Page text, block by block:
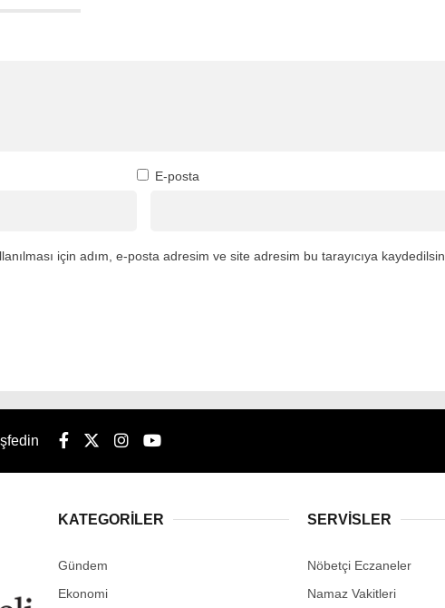
E-posta
için adım, e-posta adresim ve site adresim bu tarayıcıya kaydedilsin.
KATEGORİLER
Gündem
Ekonomi
SERVİSLER
Nöbetçi Eczaneler
Namaz Vakitleri